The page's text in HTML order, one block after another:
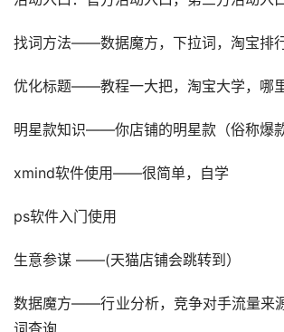
找词方法——数据魔方，下拉词，淘宝排
优化标题——教程一大把，淘宝大学，哪
明星款知识——你店铺的明星款（俗称爆
xmind软件使用——很简单，自学
ps软件入门使用
生意参谋 ——(天猫店铺会跳转到）
数据魔方——行业分析，竞争对手流量来
词查询